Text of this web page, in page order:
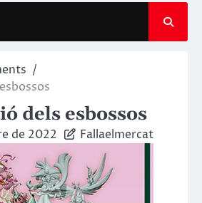
dels esbossos
de 2022 Fallaelmercat